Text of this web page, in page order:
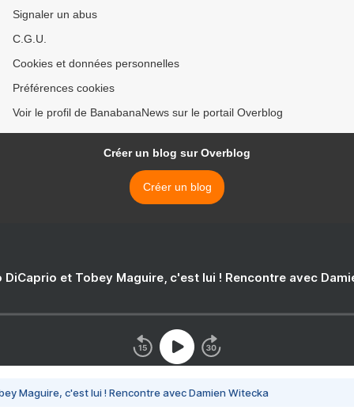
Signaler un abus
C.G.U.
Cookies et données personnelles
Préférences cookies
Voir le profil de BanabanaNews sur le portail Overblog
Créer un blog sur Overblog
Créer un blog
DiCaprio et Tobey Maguire, c'est lui ! Rencontre avec
Maguire, c'est lui ! Rencontre avec Damien Witecka